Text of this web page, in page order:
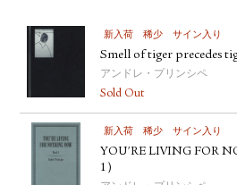
新入荷 稀少 サイン入り
Smell of tiger precedes
アンドレ・プリンシペ
Sold Out
新入荷 稀少 サイン入り
YOU'RE LIVING FOR
1）